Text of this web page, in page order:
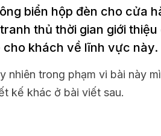
biển hộp đèn cho cửa
thủ thời gian giới
cho khách về lĩnh vực này.
trong phạm vi bài này
kế khác ở bài viết sau.